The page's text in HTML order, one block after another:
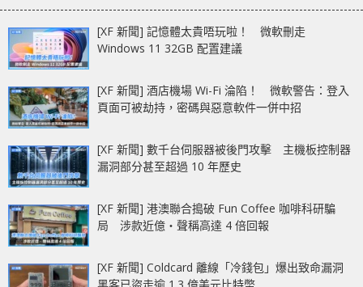
[XF 新聞] 記憶體太貴唔玩啦！ 微軟刪走
Windows 11 32GB 配置建議
[XF 新聞] 酒店機場 Wi-Fi 淪陷！ 微軟警告：登入
頁面可被劫持，密碼與惡意軟件一併中招
[XF 新聞] 數千台伺服器被後門攻擊 主機板控制器
漏洞部分甚至超過 10 年歷史
[XF 新聞] 港澳聯合搗破 Fun Coffee 咖啡科研騙
局 涉款近億‧聲稱高達 4 倍回報
[XF 新聞] Coldcard 離線「冷錢包」爆出致命漏洞